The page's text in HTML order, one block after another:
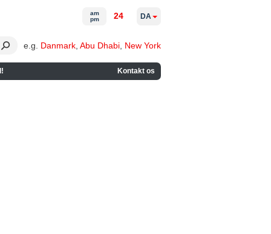
e.g. Danmark Abu Dhabi New York
Kontakt os
am
pm
24 DA